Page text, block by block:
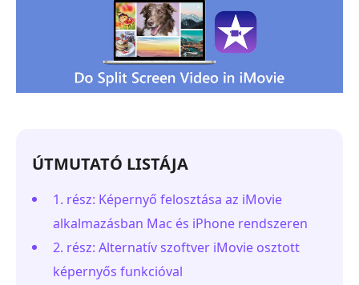
ÚTMUTATÓ LISTÁJA
1. rész: Képernyő felosztása az iMovie
alkalmazásban Mac és iPhone rendszeren
2. rész: Alternatív szoftver iMovie osztott
képernyős funkcióval